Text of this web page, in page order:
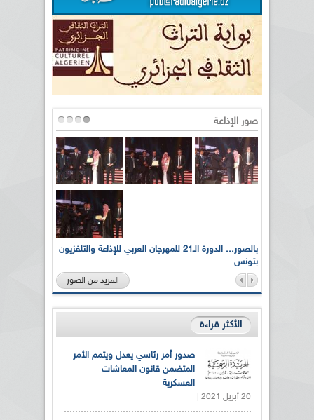
صور الإذاعة
بالصور... الدورة الـ21 للمهرجان العربي للإذاعة والتلفزيون
بتونس
المزيد من الصور
الأكثر قراءة
صدور أمر رئاسي يعدل ويتمم الأمر
المتضمن قانون المعاشات
العسكرية
20 أبريل 2021 |